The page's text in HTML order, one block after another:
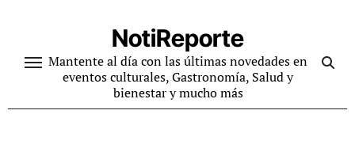
contenido
NotiReporte
Mantente al día con las últimas novedades en
eventos culturales, Gastronomía, Salud y
bienestar y mucho más